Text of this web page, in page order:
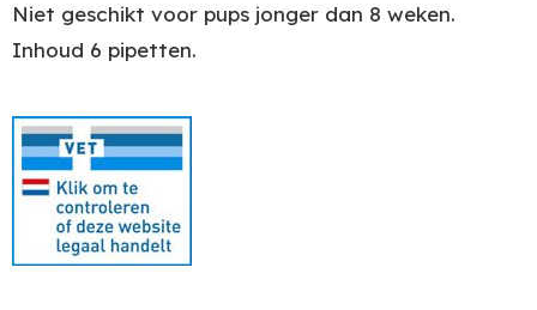
Niet geschikt voor pups jonger dan 8 weken.
Inhoud 6 pipetten.